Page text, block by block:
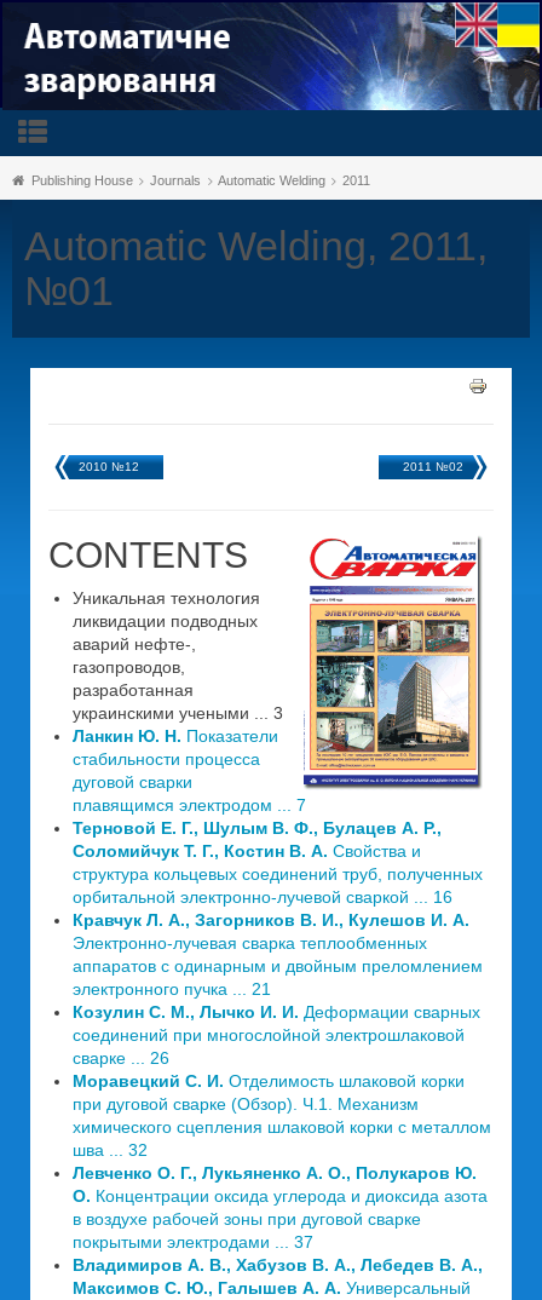
Publishing House Journals Automatic Welding 2011
Automatic Welding, 2011,
№01
2010 №12 2011 №02
CONTENTS
Уникальная технология
ликвидации подводных
аварий нефте-,
газопроводов,
разработанная
украинскими учеными ... 3
Ланкин Ю. Н. Показатели
стабильности процесса
дуговой сварки
плавящимся электродом ... 7
Терновой Е. Г., Шулым В. Ф., Булацев А. Р.,
Соломийчук Т. Г., Костин В. А. Свойства и
структура кольцевых соединений труб, полученных
орбитальной электронно-лучевой сваркой ... 16
Кравчук Л. А., Загорников В. И., Кулешов И. А.
Электронно-лучевая сварка теплообменных
аппаратов с одинарным и двойным преломлением
электронного пучка ... 21
Козулин С. М., Лычко И. И. Деформации сварных
соединений при многослойной электрошлаковой
сварке ... 26
Моравецкий С. И. Отделимость шлаковой корки
при дуговой сварке (Обзор). Ч.1. Механизм
химического сцепления шлаковой корки с металлом
шва ... 32
Левченко О. Г., Лукьяненко А. О., Полукаров Ю.
О. Концентрации оксида углерода и диоксида азота
в воздухе рабочей зоны при дуговой сварке
покрытыми электродами ... 37
Владимиров А. В., Хабузов В. А., Лебедев В. А.,
Максимов С. Ю., Галышев А. А. Универсальный